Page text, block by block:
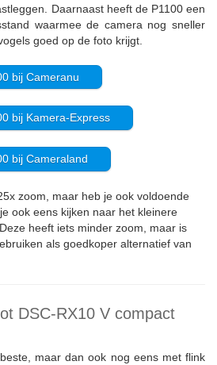
Daarnaast heeft de P1100 een
waarmee de camera nog sneller
goed op de foto krijgt.
bij Cameranu
bij Kamera-Express
bij Cameraland
zoom, maar heb je ook voldoende
ook eens kijken naar het kleinere
. Deze heeft iets minder zoom, maar is
als goedkoper alternatief van
DSC-RX10 V compact
maar dan ook nog eens met flink